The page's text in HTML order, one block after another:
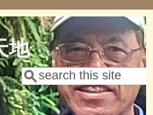
地
Search form
Search